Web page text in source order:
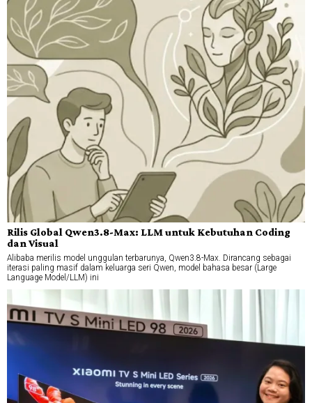
Rilis Global Qwen3.8-Max: LLM untuk Kebutuhan Coding
dan Visual
Alibaba merilis model unggulan terbarunya, Qwen3.8-Max. Dirancang sebagai
iterasi paling masif dalam keluarga seri Qwen, model bahasa besar (Large
Language Model/LLM) ini